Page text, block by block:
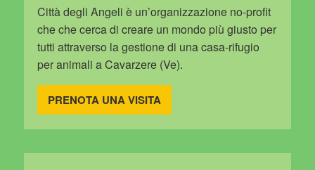
Città degli Angeli è un’organizzazione no-profit
che che cerca di creare un mondo più giusto per
tutti attraverso la gestione di una casa-rifugio
per animali a Cavarzere (Ve).
PRENOTA UNA VISITA